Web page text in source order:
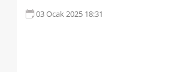
03 Ocak 2025 18:31